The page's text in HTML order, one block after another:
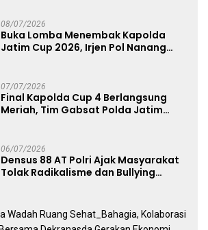
08/07/2026
Buka Lomba Menembak Kapolda
Jatim Cup 2026, Irjen Pol Nanang
07/07/2026
Final Kapolda Cup 4 Berlangsung
Meriah, Tim Gabsat Polda Jatim
06/07/2026
Densus 88 AT Polri Ajak Masyarakat
Tolak Radikalisme dan Bullying